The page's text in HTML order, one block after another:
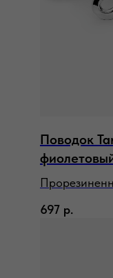
Поводок
697 р.